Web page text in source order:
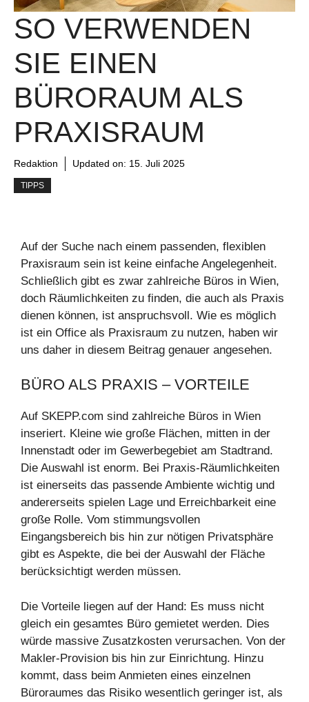
SO VERWENDEN
SIE EINEN
BÜRORAUM ALS
PRAXISRAUM
Redaktion Updated on: 15. Juli 2025
TIPPS
Auf der Suche nach einem passenden, flexiblen
Praxisraum sein ist keine einfache Angelegenheit.
Schließlich gibt es zwar zahlreiche Büros in Wien,
doch Räumlichkeiten zu finden, die auch als Praxis
dienen können, ist anspruchsvoll. Wie es möglich
ist ein Office als Praxisraum zu nutzen, haben wir
uns daher in diesem Beitrag genauer angesehen.
BÜRO ALS PRAXIS – VORTEILE
Auf SKEPP.com sind zahlreiche Büros in Wien
inseriert. Kleine wie große Flächen, mitten in der
Innenstadt oder im Gewerbegebiet am Stadtrand.
Die Auswahl ist enorm. Bei Praxis-Räumlichkeiten
ist einerseits das passende Ambiente wichtig und
andererseits spielen Lage und Erreichbarkeit eine
große Rolle. Vom stimmungsvollen
Eingangsbereich bis hin zur nötigen Privatsphäre
gibt es Aspekte, die bei der Auswahl der Fläche
berücksichtigt werden müssen.
Die Vorteile liegen auf der Hand: Es muss nicht
gleich ein gesamtes Büro gemietet werden. Dies
würde massive Zusatzkosten verursachen. Von der
Makler-Provision bis hin zur Einrichtung. Hinzu
kommt, dass beim Anmieten eines einzelnen
Büroraumes das Risiko wesentlich geringer ist, als